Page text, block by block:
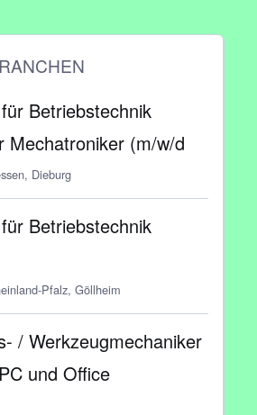
Betriebstechnik
Mechatroniker (m/w/d
Dieburg
Betriebstechnik
Pfalz, Göllheim
/ Werkzeugmechaniker
und Office